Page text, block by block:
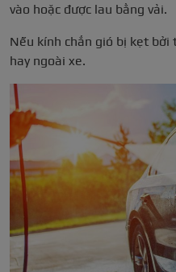
vào hoặc được lau bằng vải.
Nếu kính chắn gió bị kẹt bởi
hay ngoài xe.